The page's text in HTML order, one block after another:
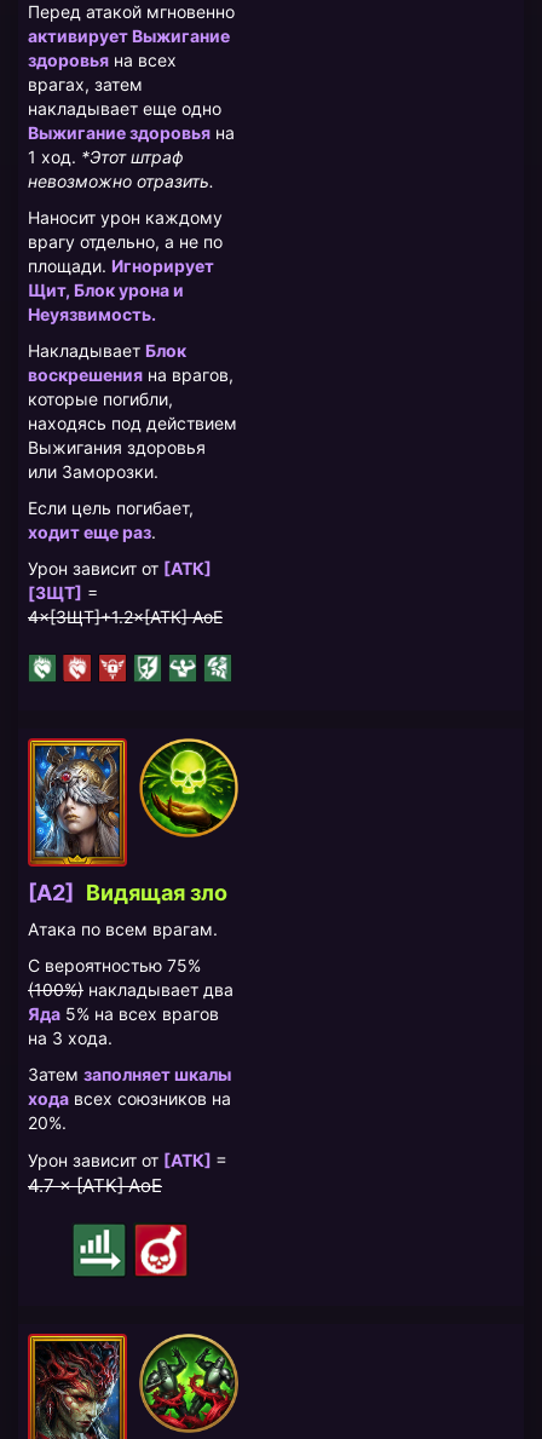
Перед атакой мгновенно
активирует Выжигание
здоровья на всех
врагах, затем
накладывает еще одно
Выжигание здоровья на
1 ход. *Этот штраф
невозможно отразить.
Наносит урон каждому
врагу отдельно, а не по
площади. Игнорирует
Щит, Блок урона и
Неуязвимость.
Накладывает Блок
воскрешения на врагов,
которые погибли,
находясь под действием
Выжигания здоровья
или Заморозки.
Если цель погибает,
ходит еще раз.
Урон зависит от [АТК]
[ЗЩТ] =
4×[ЗЩТ]+1.2×[АТК] AoE
[A2] Видящая зло
Атака по всем врагам.
С вероятностью 75%
(100%) накладывает два
Яда 5% на всех врагов
на 3 хода.
Затем заполняет шкалы
хода всех союзников на
20%.
Урон зависит от [АТК] =
4.7 × [АТК] AoE